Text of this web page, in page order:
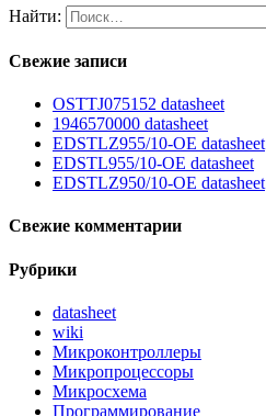
Найти:
Свежие записи
OSTTJ075152 datasheet
1946570000 datasheet
EDSTLZ955/10-OE datasheet
EDSTL955/10-OE datasheet
EDSTLZ950/10-OE datasheet
Свежие комментарии
Рубрики
datasheet
wiki
Микроконтроллеры
Микропроцессоры
Микросхема
Программирование